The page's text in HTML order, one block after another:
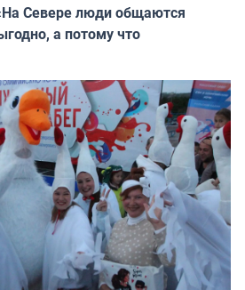
Севере люди общаются
а потому что